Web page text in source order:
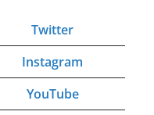
Twitter
Instagram
YouTube